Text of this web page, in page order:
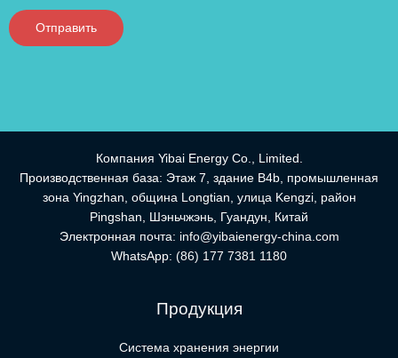
Отправить
Компания Yibai Energy Co., Limited.
Производственная база: Этаж 7, здание B4b, промышленная
зона Yingzhan, община Longtian, улица Kengzi, район
Pingshan, Шэньчжэнь, Гуандун, Китай
Электронная почта: info@yibaienergy-china.com
WhatsApp: (86) 177 7381 1180
Продукция
Система хранения энергии